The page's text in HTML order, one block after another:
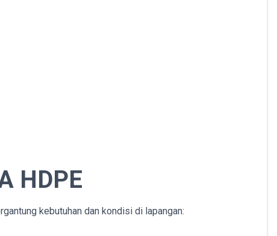
HDPE
kebutuhan dan kondisi di lapangan: